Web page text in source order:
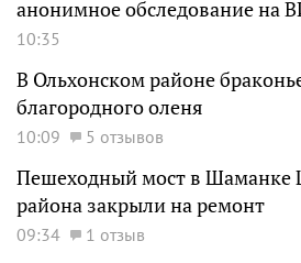
анонимное обследование на
10:35
В Ольхонском районе
благородного оленя
10:09 5 отзывов
Пешеходный мост в Шаманке
района закрыли на ремонт
09:34 1 отзыв